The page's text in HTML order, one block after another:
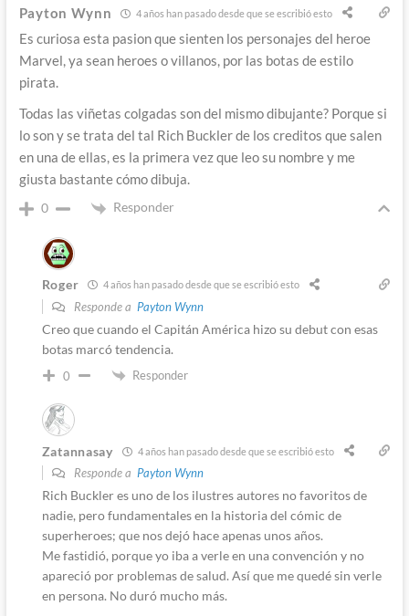
Payton Wynn 4 años han pasado desde que se escribió esto
Es curiosa esta pasion que sienten los personajes del heroe
Marvel, ya sean heroes o villanos, por las botas de estilo
pirata.
Todas las viñetas colgadas son del mismo dibujante? Porque si
lo son y se trata del tal Rich Buckler de los creditos que salen
en una de ellas, es la primera vez que leo su nombre y me
giusta bastante cómo dibuja.
0 Responder
Roger 4 años han pasado desde que se escribió esto
Responde a Payton Wynn
Creo que cuando el Capitán América hizo su debut con esas
botas marcó tendencia.
0 Responder
Zatannasay 4 años han pasado desde que se escribió esto
Responde a Payton Wynn
Rich Buckler es uno de los ilustres autores no favoritos de
nadie, pero fundamentales en la historia del cómic de
superheroes; que nos dejó hace apenas unos años.
Me fastidió, porque yo iba a verle en una convención y no
apareció por problemas de salud. Así que me quedé sin verle
en persona. No duró mucho más.